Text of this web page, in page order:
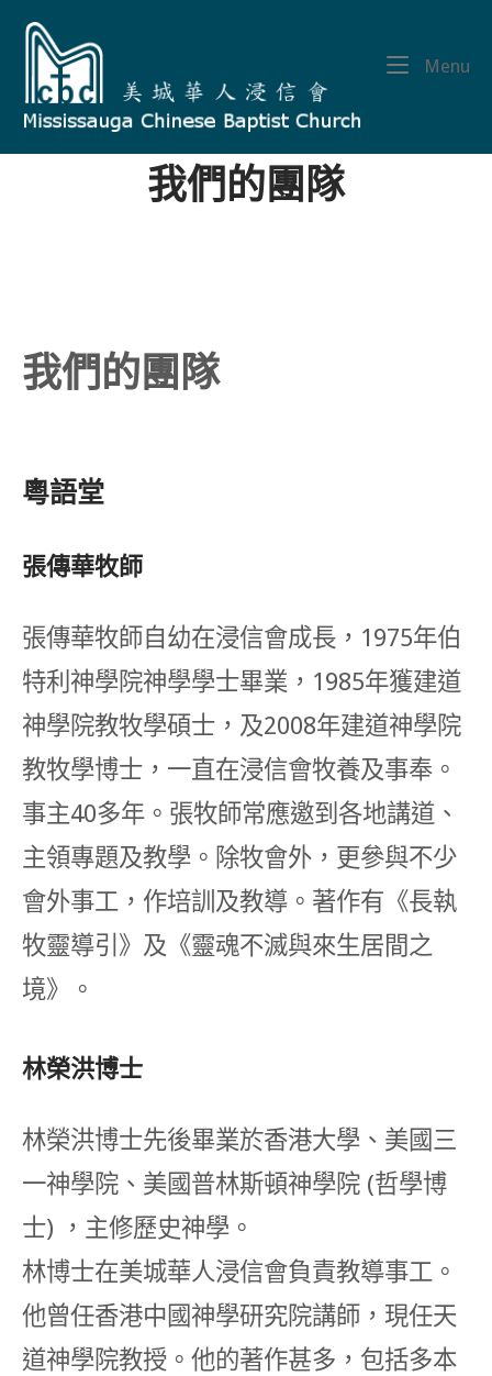
content
Home
Menu
我們的團隊
我們的團隊
粵語堂
張傳華牧師
張傳華牧師自幼在浸信會成長，1975年伯
特利神學院神學學士畢業，1985年獲建道
神學院教牧學碩士，及2008年建道神學院
教牧學博士，一直在浸信會牧養及事奉。
事主40多年。張牧師常應邀到各地講道、
主領專題及教學。除牧會外，更參與不少
會外事工，作培訓及教導。著作有《長執
牧靈導引》及《靈魂不滅與來生居間之
境》。
林榮洪博士
林榮洪博士先後畢業於香港大學、美國三
一神學院、美國普林斯頓神學院 (哲學博
士) ，主修歷史神學。
林博士在美城華人浸信會負責教導事工。
他曾任香港中國神學研究院講師，現任天
道神學院教授。他的著作甚多，包括多本